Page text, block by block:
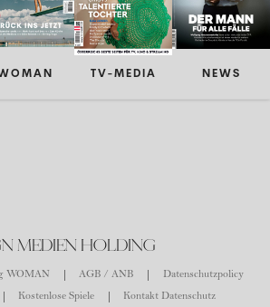
TV-MEDIA NEWS
MEDIEN HOLDING
WOMAN AGB / ANB
Datenschutzpolicy
Kostenlose Spiele Kontakt Datenschutz